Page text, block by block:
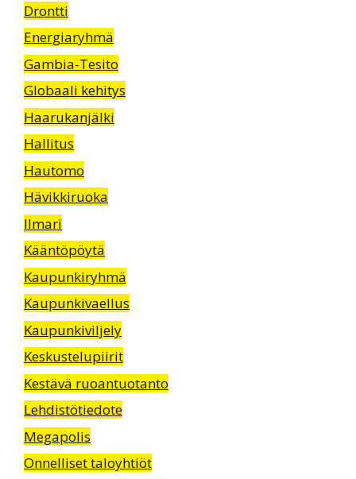
Drontti
Energiaryhmä
Gambia-Tesito
Globaali kehitys
Haarukanjälki
Hallitus
Hautomo
Hävikkiruoka
Ilmari
Kääntöpöytä
Kaupunkiryhmä
Kaupunkivaellus
Kaupunkiviljely
Keskustelupiirit
Kestävä ruoantuotanto
Lehdistötiedote
Megapolis
Onnelliset taloyhtiöt